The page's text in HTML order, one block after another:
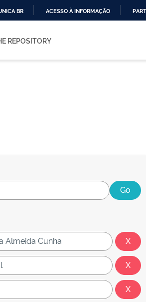
O
BR ACESSO À INFORMAÇÃO
REPOSITORY